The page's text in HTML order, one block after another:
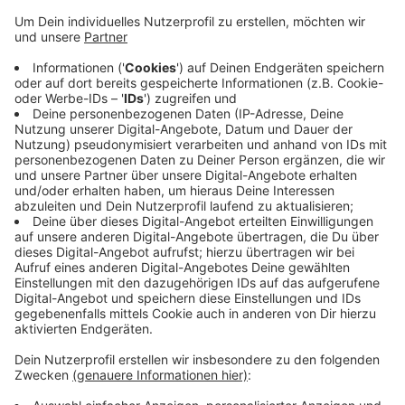
Zwischen Jäger- und Festenbergstraße ist ein Quartier
mit bis zu 300 Wohnungen geplant. Es gibt bereits
einen Entwurf, aus diesem soll ein Bebauungsplan
werden. Neben Wohnungen soll es einen grünen
Innenhof und eine KiTa geben. Das Grundstück liegt
seit Jahren brach. Früher war dort eine Fabrik.
Anzeige